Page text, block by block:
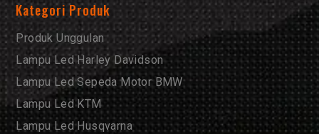
Kategori Produk
Produk Unggulan
Lampu Led Harley Davidson
Lampu Led Sepeda Motor BMW
Lampu Led KTM
Lampu Led Husqvarna